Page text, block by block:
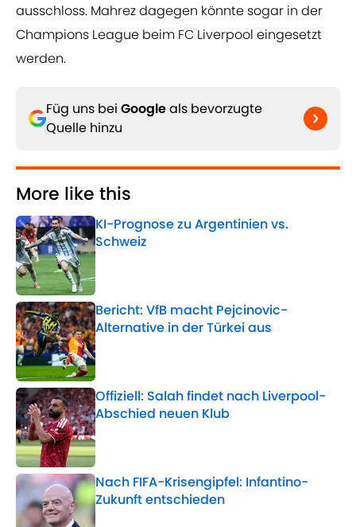
ausschloss. Mahrez dagegen könnte sogar in der
Champions League beim FC Liverpool eingesetzt
werden.
Füg uns bei Googleals bevorzugte
Quelle hinzu
More like this
KI-Prognose zu Argentinien vs.
Schweiz
Published by on Invalid Date
Bericht: VfB macht Pejcinovic-
Alternative in der Türkei aus
Published by on Invalid Date
Offiziell: Salah findet nach Liverpool-
Abschied neuen Klub
Published by on Invalid Date
Nach FIFA-Krisengipfel: Infantino-
Zukunft entschieden
Published by on Invalid Date